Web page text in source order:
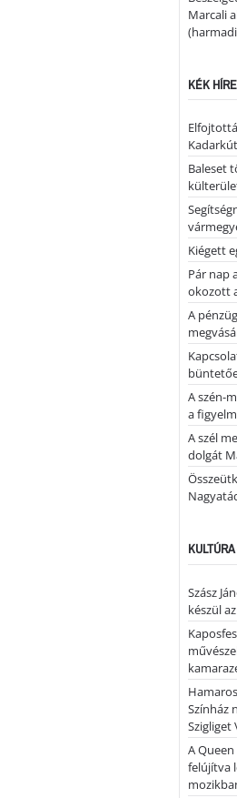
Marcali
KÉK
Baleset
Kiégett
Pár nap
okozott
A
A szén-
a
A szél
dolgát
Szász
készül
Színház
Szigliget
A
felújítva